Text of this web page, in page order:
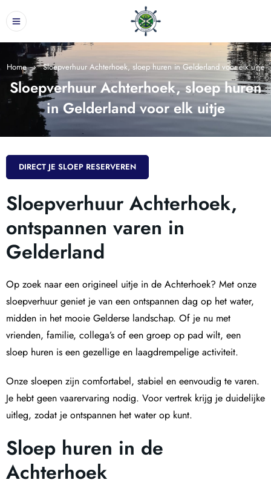
Home › Sloepverhuur Achterhoek, sloep huren in Gelderland voor elk uitje
Sloepverhuur Achterhoek, sloep huren
in Gelderland voor elk uitje
DIRECT JE SLOEP RESERVEREN
Sloepverhuur Achterhoek,
ontspannen varen in
Gelderland
Op zoek naar een origineel uitje in de Achterhoek? Met onze
sloepverhuur geniet je van een ontspannen dag op het water,
midden in het mooie Gelderse landschap. Of je nu met
vrienden, familie, collega’s of een groep op pad wilt, een
sloep huren is een gezellige en laagdrempelige activiteit.
Onze sloepen zijn comfortabel, stabiel en eenvoudig te varen.
Je hebt geen vaarervaring nodig. Voor vertrek krijg je duidelijke
uitleg, zodat je ontspannen het water op kunt.
Sloep huren in de
Achterhoek